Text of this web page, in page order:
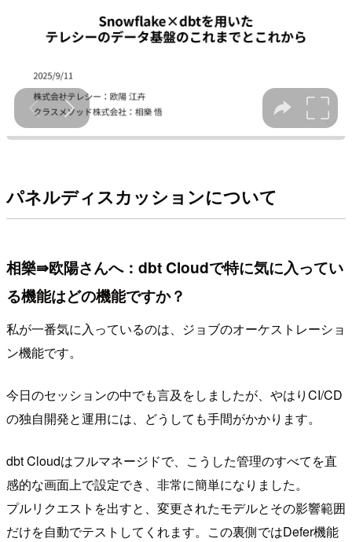
パネルディスカッションについて
相樂⇛欧陽さんへ：dbt Cloudで特に気に入ってい
る機能はどの機能ですか？
私が一番気に入っているのは、ジョブのオーケストレーショ
ン機能です。
今日のセッションの中でも言及をしましたが、やはりCI/CD
の独自開発と運用には、どうしても手間がかかります。
dbt Cloudはフルマネージドで、こうした管理のすべてを直
感的な画面上で設定でき、非常に簡単になりました。
プルリクエストを出すと、変更されたモデルとその影響範囲
だけを自動でテストしてくれます。この裏側ではDefer機能